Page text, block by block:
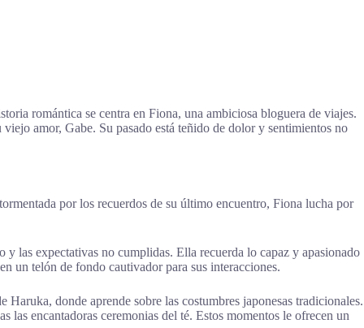
romántica se centra en Fiona, una ambiciosa bloguera de viajes.
amor, Gabe. Su pasado está teñido de dolor y sentimientos no
por los recuerdos de su último encuentro, Fiona lucha por
las expectativas no cumplidas. Ella recuerda lo capaz y apasionado
un telón de fondo cautivador para sus interacciones.
donde aprende sobre las costumbres japonesas tradicionales.
encantadoras ceremonias del té. Estos momentos le ofrecen un